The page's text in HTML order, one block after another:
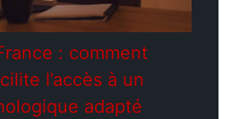
: comment
l’accès à un
adapté